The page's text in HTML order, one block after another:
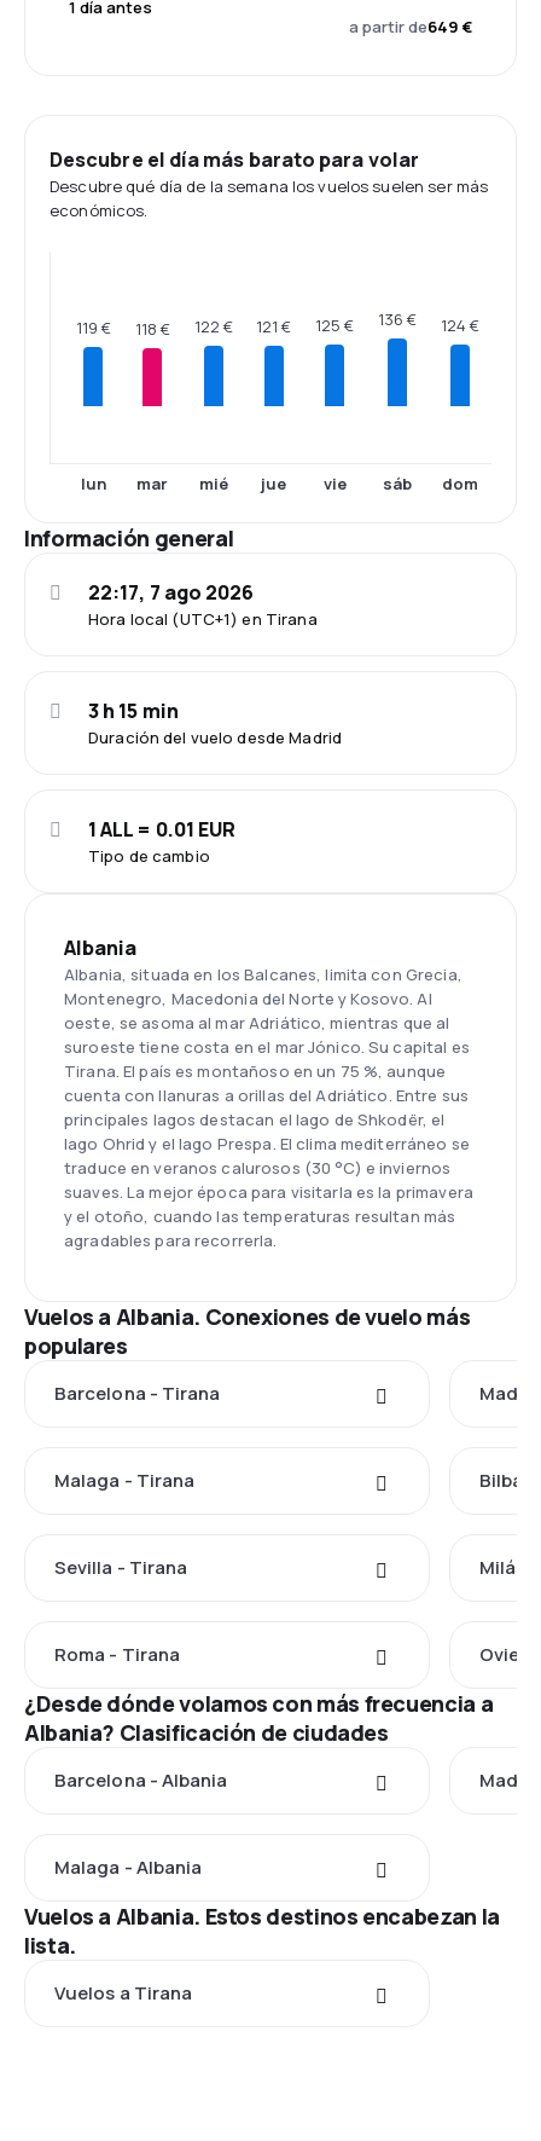
1 día antes
a partir de649 €
Descubre el día más barato para volar
Descubre qué día de la semana los vuelos suelen ser más
económicos.
119 €
lun
118 €
mar
122 €
mié
121 €
jue
125 €
vie
136 €
sáb
124 €
dom
Información general
Hora local (UTC+1) en Tirana
22:17, 7 ago 2026
Duración del vuelo desde Madrid
3 h 15 min
Tipo de cambio
1 ALL = 0.01 EUR
Albania
Albania, situada en los Balcanes, limita con Grecia,
Montenegro, Macedonia del Norte y Kosovo. Al
oeste, se asoma al mar Adriático, mientras que al
suroeste tiene costa en el mar Jónico. Su capital es
Tirana. El país es montañoso en un 75 %, aunque
cuenta con llanuras a orillas del Adriático. Entre sus
principales lagos destacan el lago de Shkodër, el
lago Ohrid y el lago Prespa. El clima mediterráneo se
traduce en veranos calurosos (30 °C) e inviernos
suaves. La mejor época para visitarla es la primavera
y el otoño, cuando las temperaturas resultan más
agradables para recorrerla.
Vuelos a Albania. Conexiones de vuelo más
populares
Barcelona - Tirana
Malaga - Tirana
Sevilla - Tirana Milán
Roma - Tirana
¿Desde dónde volamos con más frecuencia a
Albania? Clasificación de ciudades
Barcelona - Albania
Malaga - Albania
Vuelos a Albania. Estos destinos encabezan la
lista.
Vuelos a Tirana